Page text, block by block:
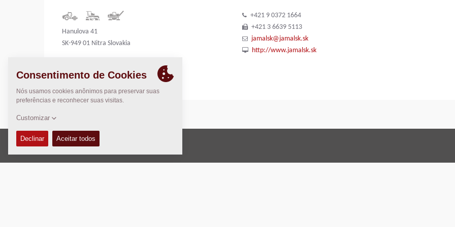
Hanulova 41
SK-949 01 Nitra Slovakia
+421 9 0372 1664
+421 3 6639 5113
jamalsk@jamalsk.sk
http://www.jamalsk.sk